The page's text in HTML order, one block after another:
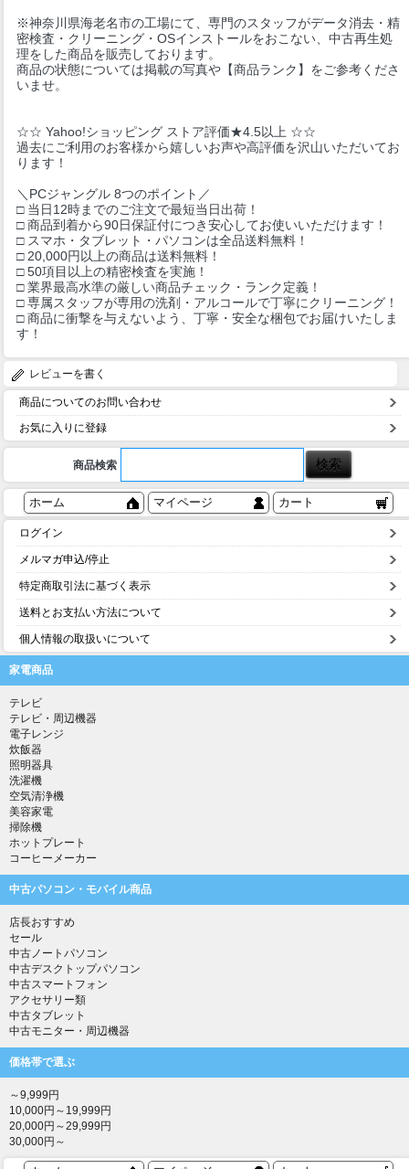
※神奈川県海老名市の工場にて、専門のスタッフがデータ消去・精
密検査・クリーニング・OSインストールをおこない、中古再生処
理をした商品を販売しております。
商品の状態については掲載の写真や【商品ランク】をご参考くださ
いませ。
☆☆ Yahoo!ショッピング ストア評価★4.5以上 ☆☆
過去にご利用のお客様から嬉しいお声や高評価を沢山いただいてお
ります！
＼PCジャングル 8つのポイント／
□ 当日12時までのご注文で最短当日出荷！
□ 商品到着から90日保証付につき安心してお使いいただけます！
□ スマホ・タブレット・パソコンは全品送料無料！
□ 20,000円以上の商品は送料無料！
□ 50項目以上の精密検査を実施！
□ 業界最高水準の厳しい商品チェック・ランク定義！
□ 専属スタッフが専用の洗剤・アルコールで丁寧にクリーニング！
□ 商品に衝撃を与えないよう、丁寧・安全な梱包でお届けいたしま
す！
レビューを書く
商品についてのお問い合わせ
お気に入りに登録
商品検索
ホーム マイページ カート
ログイン
メルマガ申込/停止
特定商取引法に基づく表示
送料とお支払い方法について
個人情報の取扱いについて
家電商品
テレビ
テレビ・周辺機器
電子レンジ
炊飯器
照明器具
洗濯機
空気清浄機
美容家電
掃除機
ホットプレート
コーヒーメーカー
中古パソコン・モバイル商品
店長おすすめ
セール
中古ノートパソコン
中古デスクトップパソコン
中古スマートフォン
アクセサリー類
中古タブレット
中古モニター・周辺機器
価格帯で選ぶ
～9,999円
10,000円～19,999円
20,000円～29,999円
30,000円～